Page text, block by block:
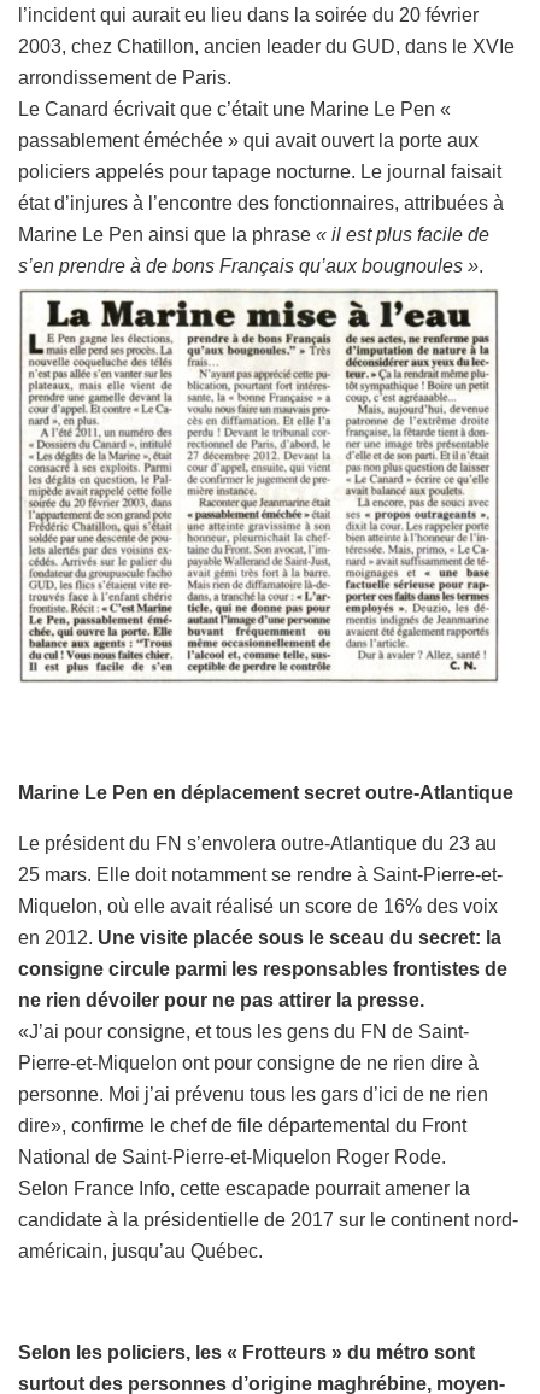
l’incident qui aurait eu lieu dans la soirée du 20 février
2003, chez Chatillon, ancien leader du GUD, dans le XVIe
arrondissement de Paris.
Le Canard écrivait que c’était une Marine Le Pen «
passablement éméchée » qui avait ouvert la porte aux
policiers appelés pour tapage nocturne. Le journal faisait
état d’injures à l’encontre des fonctionnaires, attribuées à
Marine Le Pen ainsi que la phrase « il est plus facile de
s’en prendre à de bons Français qu’aux bougnoules ».
Marine Le Pen en déplacement secret outre-Atlantique
Le président du FN s’envolera outre-Atlantique du 23 au
25 mars. Elle doit notamment se rendre à Saint-Pierre-et-
Miquelon, où elle avait réalisé un score de 16% des voix
en 2012. Une visite placée sous le sceau du secret: la
consigne circule parmi les responsables frontistes de
ne rien dévoiler pour ne pas attirer la presse.
«J’ai pour consigne, et tous les gens du FN de Saint-
Pierre-et-Miquelon ont pour consigne de ne rien dire à
personne. Moi j’ai prévenu tous les gars d’ici de ne rien
dire», confirme le chef de file départemental du Front
National de Saint-Pierre-et-Miquelon Roger Rode.
Selon France Info, cette escapade pourrait amener la
candidate à la présidentielle de 2017 sur le continent nord-
américain, jusqu’au Québec.
Selon les policiers, les « Frotteurs » du métro sont
surtout des personnes d’origine maghrébine, moyen-